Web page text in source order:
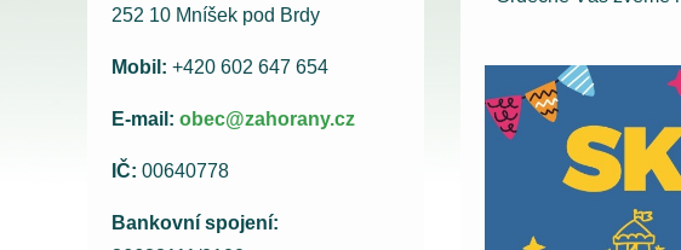
252 10 Mníšek pod Brdy
Mobil: +420 602 647 654
E-mail: obec@zahorany.cz
IČ: 00640778
Bankovní spojení: